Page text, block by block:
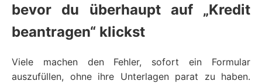
bevor du überhaupt auf „Kredit
beantragen“ klickst
Viele machen den Fehler, sofort ein Formular
auszufüllen, ohne ihre Unterlagen parat zu haben.